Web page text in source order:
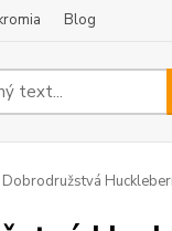
Blog
Dobrodružstvá